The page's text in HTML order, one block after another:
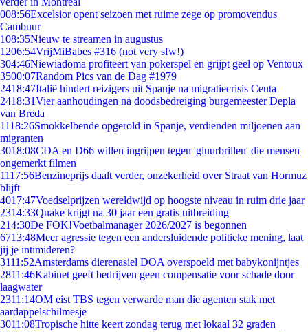
008:56Excelsior opent seizoen met ruime zege op promovendus
Cambuur
108:35Nieuw te streamen in augustus
1206:54VrijMiBabes #316 (not very sfw!)
304:46Niewiadoma profiteert van pokerspel en grijpt geel op Ventoux
3500:07Random Pics van de Dag #1979
2418:47Italië hindert reizigers uit Spanje na migratiecrisis Ceuta
2418:31Vier aanhoudingen na doodsbedreiging burgemeester Depla
van Breda
1118:26Smokkelbende opgerold in Spanje, verdienden miljoenen aan
migranten
3018:08CDA en D66 willen ingrijpen tegen 'gluurbrillen' die mensen
ongemerkt filmen
1117:56Benzineprijs daalt verder, onzekerheid over Straat van Hormuz
blijft
4017:47Voedselprijzen wereldwijd op hoogste niveau in ruim drie jaar
2314:33Quake krijgt na 30 jaar een gratis uitbreiding
214:30De FOK!Voetbalmanager 2026/2027 is begonnen
6713:48Meer agressie tegen een andersluidende politieke mening, laat
jij je intimideren?
3111:52Amsterdams dierenasiel DOA overspoeld met babykonijntjes
2811:46Kabinet geeft bedrijven geen compensatie voor schade door
laagwater
2311:14OM eist TBS tegen verwarde man die agenten stak met
aardappelschilmesje
3011:08Tropische hitte keert zondag terug met lokaal 32 graden